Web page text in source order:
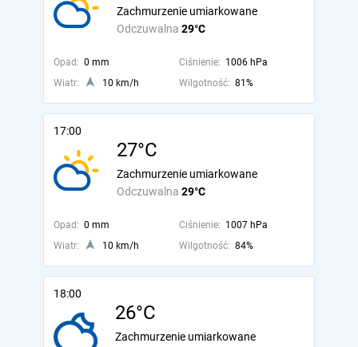
Odczuwalna 29°C
Zachmurzenie umiarkowane
Opad: 0 mm Ciśnienie: 1006 hPa
Wiatr:
10 km/h Wilgotność: 81%
17:00
27°C
Odczuwalna 29°C
Zachmurzenie umiarkowane
Opad: 0 mm Ciśnienie: 1007 hPa
Wiatr:
10 km/h Wilgotność: 84%
18:00
26°C
Zachmurzenie umiarkowane